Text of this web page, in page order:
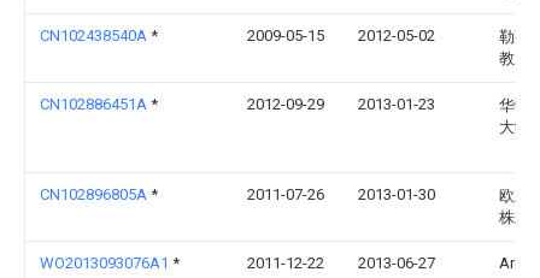
CN102438540A * 2009-05-15 2012-05-02
勒芬
教大
CN102886451A * 2012-09-29 2013-01-23
华中
大学
CN102896805A * 2011-07-26 2013-01-30
欧立
株式
WO2013093076A1 * 2011-12-22 2013-06-27